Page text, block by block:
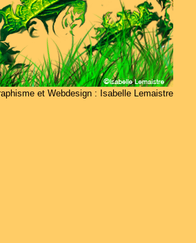
et Webdesign : Isabelle Lemaistre